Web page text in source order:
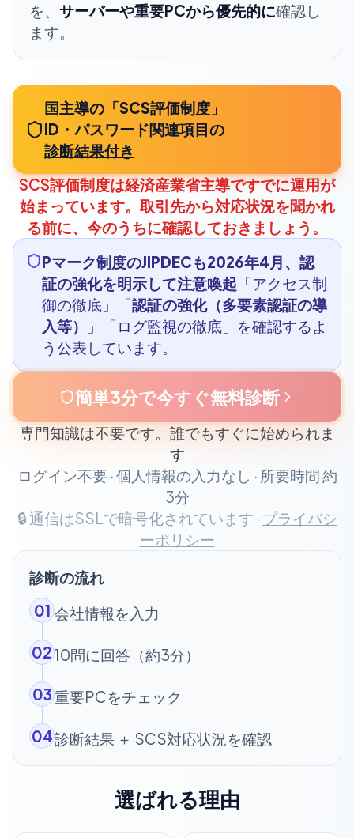
を、 サーバーや重要PCから優先的に確認し
ます。
国主導の「SCS評価制度」
ID・パスワード関連項目の
診断結果付き
SCS評価制度は経済産業省主導ですでに運用が
始まっています。取引先から対応状況を聞かれ
る前に、今のうちに確認しておきましょう。
Pマーク制度のJIPDECも2026年4月、認
証の強化を明示して注意喚起 「アクセス制
御の徹底」「認証の強化（多要素認証の導
入等）
」「ログ監視の徹底」を確認するよ
う公表しています。
簡単3分で今すぐ無料診断
専門知識は不要です。誰でもすぐに始められま
す
ログイン不要 · 個人情報の入力なし · 所要時間 約
3分
🔒 通信はSSLで暗号化されています · プライバシ
ーポリシー
診断の流れ
01 会社情報を入力
0210問に回答（約3分）
03重要PCをチェック
04診断結果 ＋ SCS対応状況を確認
選ばれる理由